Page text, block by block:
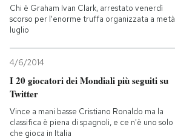
Chi è Graham Ivan Clark, arrestato venerdì
scorso per l'enorme truffa organizzata a metà
luglio
4/6/2014
I 20 giocatori dei Mondiali più seguiti su
Twitter
Vince a mani basse Cristiano Ronaldo ma la
classifica è piena di spagnoli, e ce n'è uno solo
che gioca in Italia